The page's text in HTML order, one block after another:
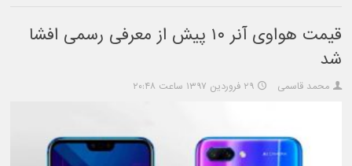
قیمت هواوی آنر ۱۰ پیش از معرفی رسمی افشا
شد
محمد قاسمی ۲۹ فروردین ۱۳۹۷ ساعت ۲۰:۴۸